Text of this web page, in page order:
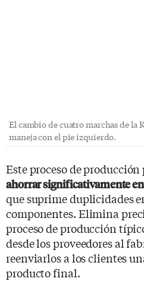
El cambio de cuatro marchas de la
maneja con el pie izquierdo.
Este proceso de
ahorrar significativamente
que suprime duplicidades
componentes. Elimina
proceso de producción
desde los proveedores al
reenviarlos a los clientes
producto final.